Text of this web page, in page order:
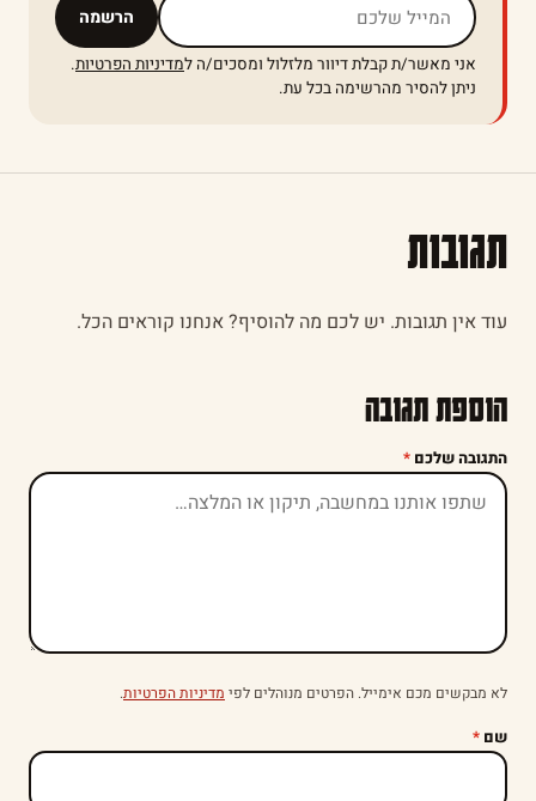
הרשמה אל תמלאו שדה זה
אני מאשר/ת קבלת דיוור מלזלול ומסכים/ה למדיניות הפרטיות.
ניתן להסיר מהרשימה בכל עת.
תגובות
עוד אין תגובות. יש לכם מה להוסיף? אנחנו קוראים הכל.
הוספת תגובה
התגובה שלכם *
לא מבקשים מכם אימייל. הפרטים מנוהלים לפי מדיניות הפרטיות.
שם *